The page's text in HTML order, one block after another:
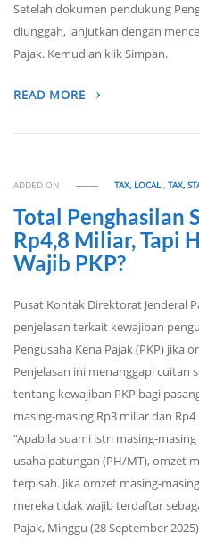
Setelah dokumen pendukung
diunggah, lanjutkan dengan
Pajak. Kemudian klik Simpan.
READ MORE
ADDED ON TAX, LOCAL,TAX,
Total Penghasilan
Rp4,8 Miliar, Tapi
Wajib PKP?
Pusat Kontak Direktorat Jenderal
penjelasan terkait kewajiban
Pengusaha Kena Pajak (PKP) jika
Penjelasan ini menanggapi cuitan
tentang kewajiban PKP bagi
masing-masing Rp3 miliar dan
“Apabila suami istri masing-
usaha patungan (PH/MT), omzet
terpisah. Jika omzet masing-
mereka tidak wajib terdaftar
Pajak, Minggu (28 September